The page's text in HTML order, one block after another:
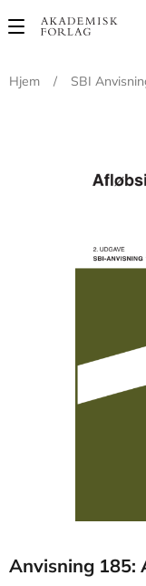
Main
Hjem
/ SBI
Anvisning 185: